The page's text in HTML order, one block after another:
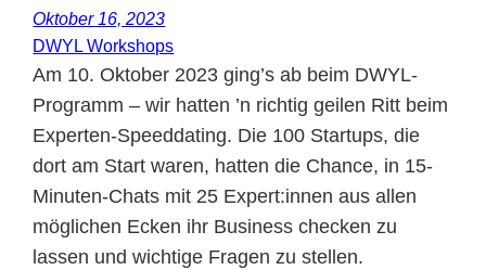
Oktober 16, 2023
DWYL Workshops
Am 10. Oktober 2023 ging’s ab beim DWYL-
Programm – wir hatten ’n richtig geilen Ritt beim
Experten-Speeddating. Die 100 Startups, die
dort am Start waren, hatten die Chance, in 15-
Minuten-Chats mit 25 Expert:innen aus allen
möglichen Ecken ihr Business checken zu
lassen und wichtige Fragen zu stellen.